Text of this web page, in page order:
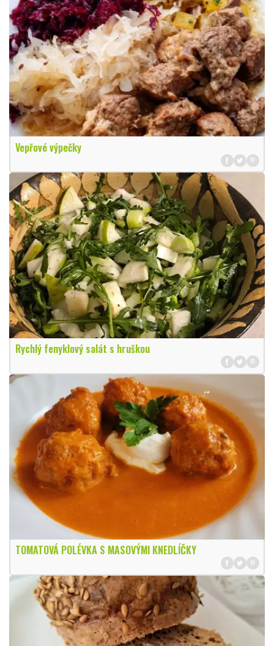
Vepřové výpečky
Rychlý fenyklový salát s hruškou
TOMATOVÁ POLÉVKA S MASOVÝMI KNEDLÍČKY